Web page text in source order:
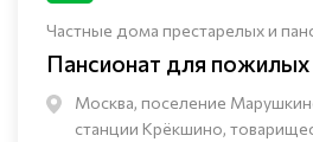
Частные дома престарелых и
Пансионат для
Москва, поселение
станции Крёкшино,